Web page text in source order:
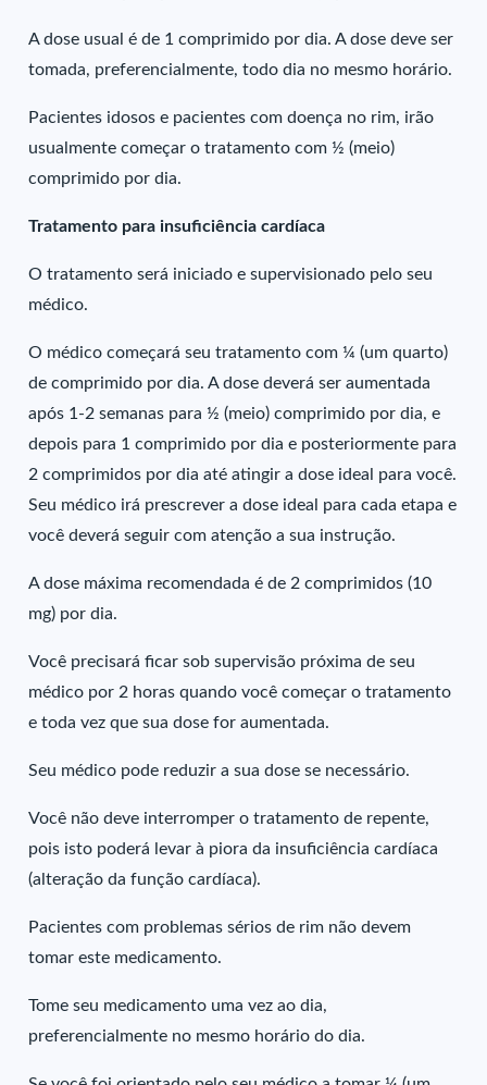
A dose usual é de 1 comprimido por dia. A dose deve ser
tomada, preferencialmente, todo dia no mesmo horário.
Pacientes idosos e pacientes com doença no rim, irão
usualmente começar o tratamento com ½ (meio)
comprimido por dia.
Tratamento para insuficiência cardíaca
O tratamento será iniciado e supervisionado pelo seu
médico.
O médico começará seu tratamento com ¼ (um quarto)
de comprimido por dia. A dose deverá ser aumentada
após 1-2 semanas para ½ (meio) comprimido por dia, e
depois para 1 comprimido por dia e posteriormente para
2 comprimidos por dia até atingir a dose ideal para você.
Seu médico irá prescrever a dose ideal para cada etapa e
você deverá seguir com atenção a sua instrução.
A dose máxima recomendada é de 2 comprimidos (10
mg) por dia.
Você precisará ficar sob supervisão próxima de seu
médico por 2 horas quando você começar o tratamento
e toda vez que sua dose for aumentada.
Seu médico pode reduzir a sua dose se necessário.
Você não deve interromper o tratamento de repente,
pois isto poderá levar à piora da insuficiência cardíaca
(alteração da função cardíaca).
Pacientes com problemas sérios de rim não devem
tomar este medicamento.
Tome seu medicamento uma vez ao dia,
preferencialmente no mesmo horário do dia.